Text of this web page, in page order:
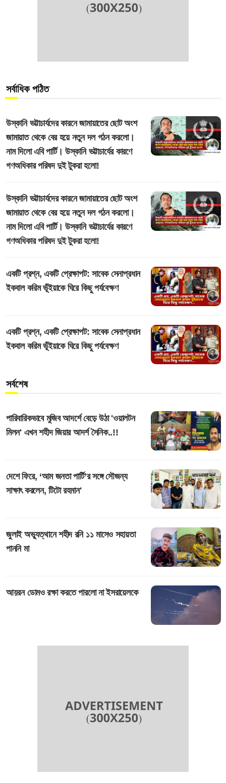
সর্বাধিক পঠিত
উস্কানি ভট্টাচার্যদের কারনে জামায়াতের ছোট অংশ
জামায়াত থেকে বের হয়ে নতুন দল গঠন করলো।
নাম দিলো এবি পার্টি। উস্কানি ভট্টাচার্যের কারণে
গণঅধিকার পরিষদ দুই টুকরা হলো!
উস্কানি ভট্টাচার্যদের কারনে জামায়াতের ছোট অংশ
জামায়াত থেকে বের হয়ে নতুন দল গঠন করলো।
নাম দিলো এবি পার্টি। উস্কানি ভট্টাচার্যের কারণে
গণঅধিকার পরিষদ দুই টুকরা হলো!
একটি প্রশ্ন, একটি প্রেক্ষাপট: সাবেক সেনাপ্রধান
ইকবাল করিম ভূঁইয়াকে ঘিরে কিছু পর্যবেক্ষণ
একটি প্রশ্ন, একটি প্রেক্ষাপট: সাবেক সেনাপ্রধান
ইকবাল করিম ভূঁইয়াকে ঘিরে কিছু পর্যবেক্ষণ
সর্বশেষ
পারিবারিকভাবে মুজিব আদর্শে বেড়ে উঠা 'ওয়ালটন
মিলন' এখন শহীদ জিয়ার আদর্শ সৈনিক..!!
দেশে ফিরে, ‘আম জনতা পার্টি’র সঙ্গে সৌজন্য
সাক্ষাৎ করলেন, টিটো রহমান'
জুলাই অভ্যুত্থানে শহীদ রনি ১১ মাসেও সহায়তা
পাননি মা
আয়রন ডোমও রক্ষা করতে পারলো না ইসরায়েলকে